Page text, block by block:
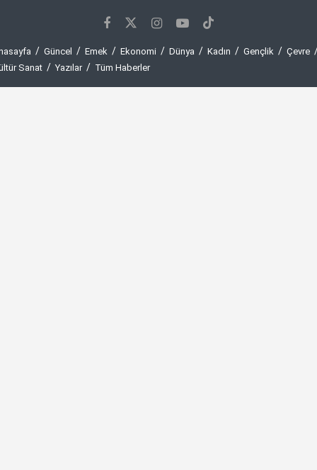
Güncel Emek Ekonomi Dünya Kadın Gençlik
Çevre
Sanat
Yazılar Tüm Haberler